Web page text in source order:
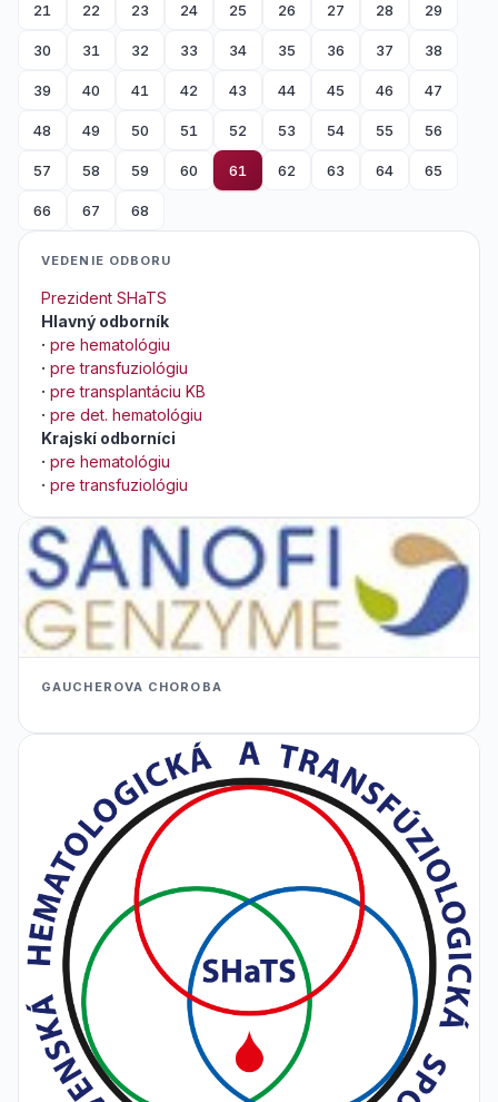
21 22 23 24 25 26 27 28 29
30 31 32 33 34 35 36 37 38
39 40 41 42 43 44 45 46 47
48 49 50 51 52 53 54 55 56
57 58 59 60 61 62 63 64 65
66 67 68
VEDENIE ODBORU
Prezident SHaTS
Hlavný odborník
· pre hematológiu
· pre transfuziológiu
· pre transplantáciu KB
· pre det. hematológiu
Krajskí odborníci
· pre hematológiu
· pre transfuziológiu
GAUCHEROVA CHOROBA